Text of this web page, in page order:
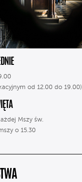
od 12.00 do 19.00)
Mszy św.
o 15.30